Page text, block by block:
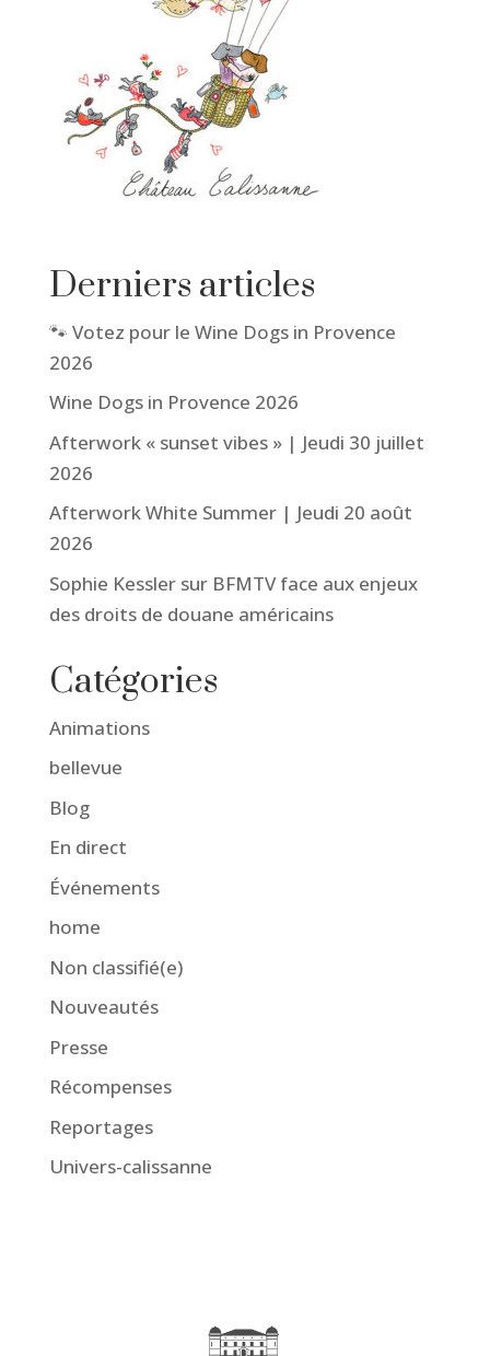
Derniers articles
🐾 Votez pour le Wine Dogs in Provence
2026
Wine Dogs in Provence 2026
Afterwork « sunset vibes » | Jeudi 30 juillet
2026
Afterwork White Summer | Jeudi 20 août
2026
Sophie Kessler sur BFMTV face aux enjeux
des droits de douane américains
Catégories
Animations
bellevue
Blog
En direct
Événements
home
Non classifié(e)
Nouveautés
Presse
Récompenses
Reportages
Univers-calissanne